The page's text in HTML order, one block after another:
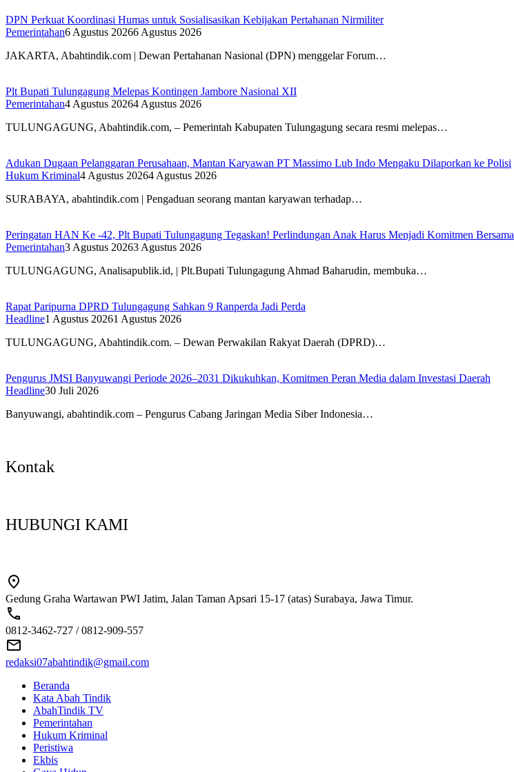
DPN Perkuat Koordinasi Humas untuk Sosialisasikan Kebijakan Pertahanan Nirmiliter
Pemerintahan6 Agustus 20266 Agustus 2026
JAKARTA, Abahtindik.com | Dewan Pertahanan Nasional (DPN) menggelar Forum…
Plt Bupati Tulungagung Melepas Kontingen Jambore Nasional XII
Pemerintahan4 Agustus 20264 Agustus 2026
TULUNGAGUNG, Abahtindik.com, – Pemerintah Kabupaten Tulungagung secara resmi melepas…
Adukan Dugaan Pelanggaran Perusahaan, Mantan Karyawan PT Massimo Lub Indo Mengaku Dilaporkan ke Polisi
Hukum Kriminal4 Agustus 20264 Agustus 2026
SURABAYA, abahtindik.com | Pengaduan seorang mantan karyawan terhadap…
Peringatan HAN Ke -42, Plt Bupati Tulungagung Tegaskan! Perlindungan Anak Harus Menjadi Komitmen Bersama
Pemerintahan3 Agustus 20263 Agustus 2026
TULUNGAGUNG, Analisapublik.id, | Plt.Bupati Tulungagung Ahmad Baharudin, membuka…
Rapat Paripurna DPRD Tulungagung Sahkan 9 Ranperda Jadi Perda
Headline1 Agustus 20261 Agustus 2026
TULUNGAGUNG, Abahtindik.com. – Dewan Perwakilan Rakyat Daerah (DPRD)…
Pengurus JMSI Banyuwangi Periode 2026–2031 Dikukuhkan, Komitmen Peran Media dalam Investasi Daerah
Headline30 Juli 2026
Banyuwangi, abahtindik.com – Pengurus Cabang Jaringan Media Siber Indonesia…
Kontak
HUBUNGI KAMI
Gedung Graha Wartawan PWI Jatim, Jalan Taman Apsari 15-17 (atas) Surabaya, Jawa Timur.
0812-3462-727 / 0812-909-557
redaksi07abahtindik@gmail.com
Beranda
Kata Abah Tindik
AbahTindik TV
Pemerintahan
Hukum Kriminal
Peristiwa
Ekbis